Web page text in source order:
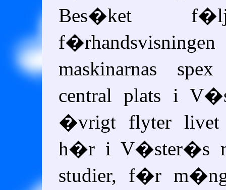
Bes�ket
maskinarnas
central plats i
�vrigt flyter livet
h�r i V�ster�s
studier, f�r